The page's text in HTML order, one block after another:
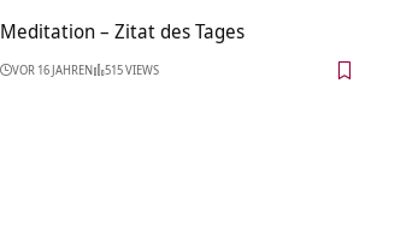
Meditation – Zitat des Tages
VOR 16 JAHREN 515 VIEWS